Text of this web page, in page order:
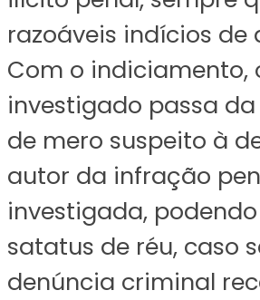
razoáveis indícios de
Com o indiciamento,
investigado passa
de mero suspeito à
autor da infração
investigada,
satatus de réu, caso
denúncia criminal